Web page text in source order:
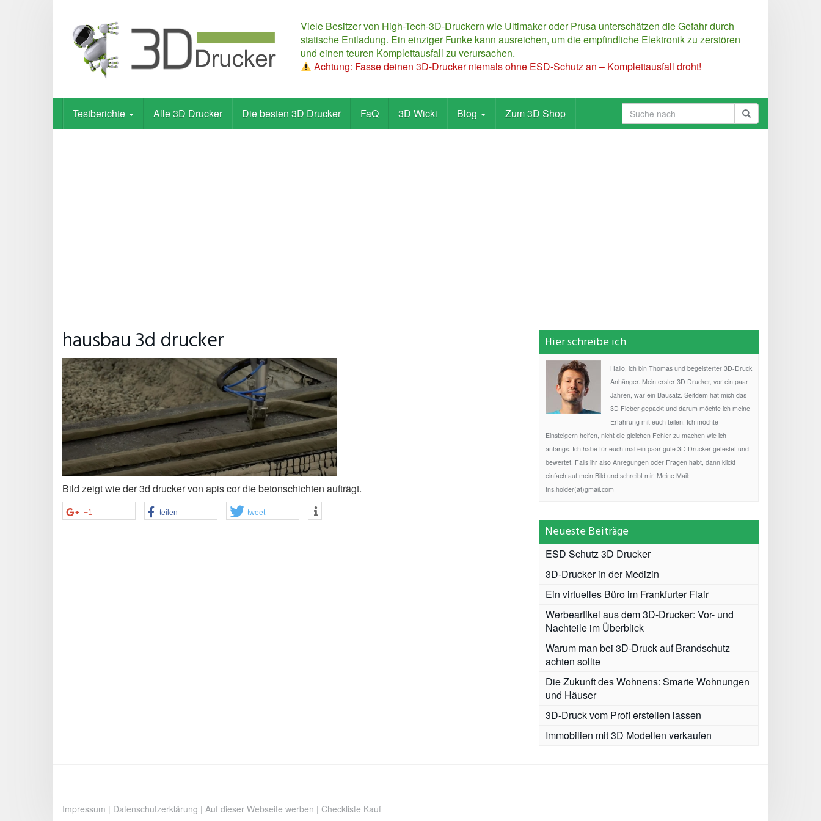
Viele Besitzer von High-Tech-3D-Druckern wie Ultimaker oder Prusa unterschätzen die Gefahr durch
statische Entladung. Ein einziger Funke kann ausreichen, um die empfindliche Elektronik zu zerstören
und einen teuren Komplettausfall zu verursachen.
Achtung: Fasse deinen 3D-Drucker niemals ohne ESD-Schutz an – Komplettausfall droht!
Testberichte Alle 3D Drucker Die besten 3D Drucker FaQ 3D Wicki Blog Zum 3D Shop
hausbau 3d drucker
Bild zeigt wie der 3d drucker von apis cor die betonschichten aufträgt.
+1 teilen tweet
Hier schreibe ich
Hallo, ich bin Thomas und begeisterter 3D-Druck
Anhänger. Mein erster 3D Drucker, vor ein paar
Jahren, war ein Bausatz. Seitdem hat mich das
3D Fieber gepackt und darum möchte ich meine
Erfahrung mit euch teilen. Ich möchte
Einsteigern helfen, nicht die gleichen Fehler zu machen wie ich
anfangs. Ich habe für euch mal ein paar gute 3D Drucker getestet und
bewertet. Falls ihr also Anregungen oder Fragen habt, dann klickt
einfach auf mein Bild und schreibt mir. Meine Mail:
fns.holder(at)gmail.com
Neueste Beiträge
ESD Schutz 3D Drucker
3D-Drucker in der Medizin
Ein virtuelles Büro im Frankfurter Flair
Werbeartikel aus dem 3D-Drucker: Vor- und
Nachteile im Überblick
Warum man bei 3D-Druck auf Brandschutz
achten sollte
Die Zukunft des Wohnens: Smarte Wohnungen
und Häuser
3D-Druck vom Profi erstellen lassen
Immobilien mit 3D Modellen verkaufen
Impressum | Datenschutzerklärung | Auf dieser Webseite werben | Checkliste Kauf